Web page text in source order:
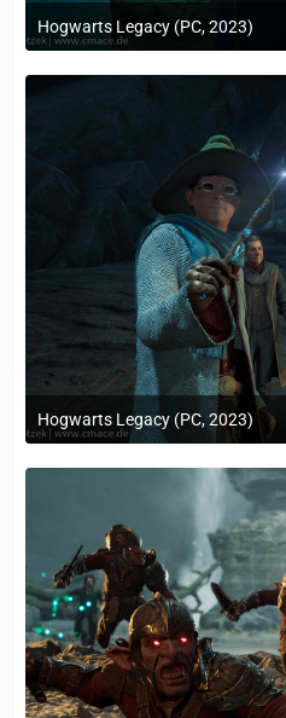
Hogwarts Legacy (PC, 2023)
24. Februar 2023 um 10:12
Hogwarts Legacy (PC, 2023)
24. Februar 2023 um 10:12